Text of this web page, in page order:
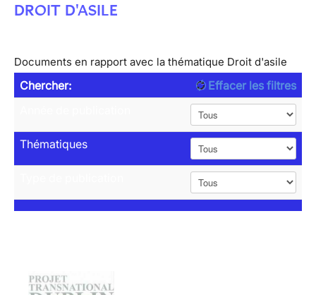
DROIT D'ASILE
Documents en rapport avec la thématique Droit d'asile
Chercher:
Effacer les filtres
Thématiques